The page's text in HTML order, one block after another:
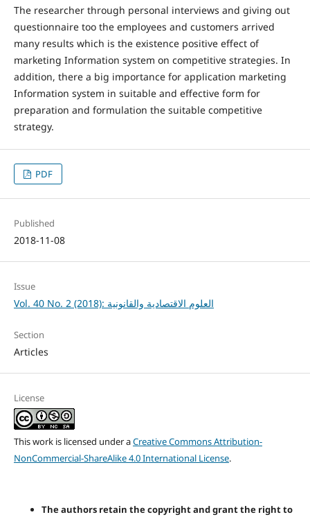
The researcher through personal interviews and giving out
questionnaire too the employees and customers arrived
many results which is the existence positive effect of
marketing Information system on competitive strategies. In
addition, there a big importance for application marketing
Information system in suitable and effective form for
preparation and formulation the suitable competitive
strategy.
PDF
Published
2018-11-08
Issue
Vol. 40 No. 2 (2018): العلوم الاقتصادية والقانونية
Section
Articles
License
This work is licensed under aCreative Commons Attribution-
NonCommercial-ShareAlike 4.0 International License.
The authors retain the copyright and grant the right to